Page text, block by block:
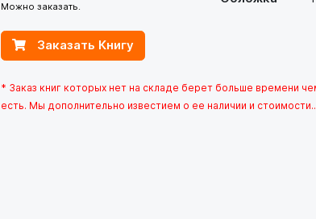
Можно заказать.
Заказать Книгу
* Заказ книг которых нет на складе берет больше времени
есть. Мы дополнительно известием о ее наличии и стоимости..